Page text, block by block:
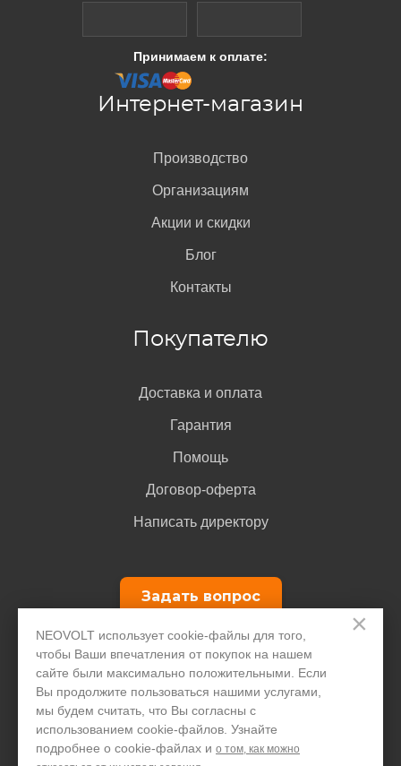
×
NEOVOLT использует cookie-файлы для того,
чтобы Ваши впечатления от покупок на нашем
сайте были максимально положительными. Если
Вы продолжите пользоваться нашими услугами,
мы будем считать, что Вы согласны с
использованием cookie-файлов. Узнайте
подробнее о cookie-файлах и о том, как можно
Принимаем к оплате:
Интернет-магазин
Производство
Организациям
Акции и скидки
Блог
Контакты
Покупателю
Доставка и оплата
Гарантия
Помощь
Договор-оферта
Написать директору
Задать вопрос
+7 495 646 1257
Только для юридических лиц
© ООО "ПДА ПАРТ" 2008- 2026neovolt.ru, ИНН: